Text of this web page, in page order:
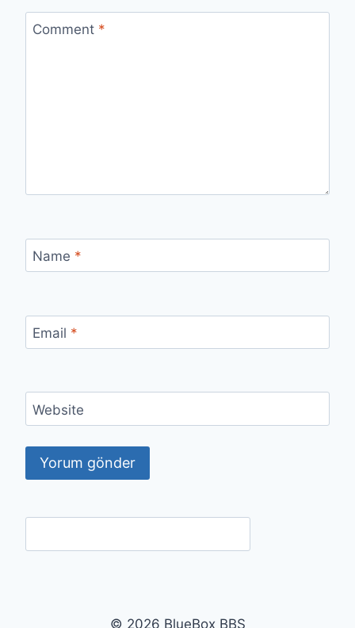
Comment *
Name *
Email *
Website
© 2026 BlueBox BBS